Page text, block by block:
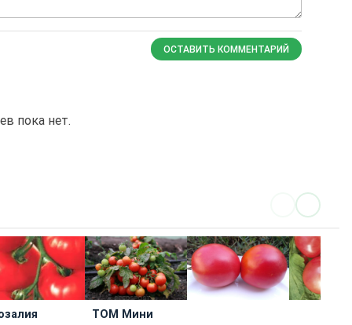
ОСТАВИТЬ КОММЕНТАРИЙ
пока нет.
ТОМ Мини